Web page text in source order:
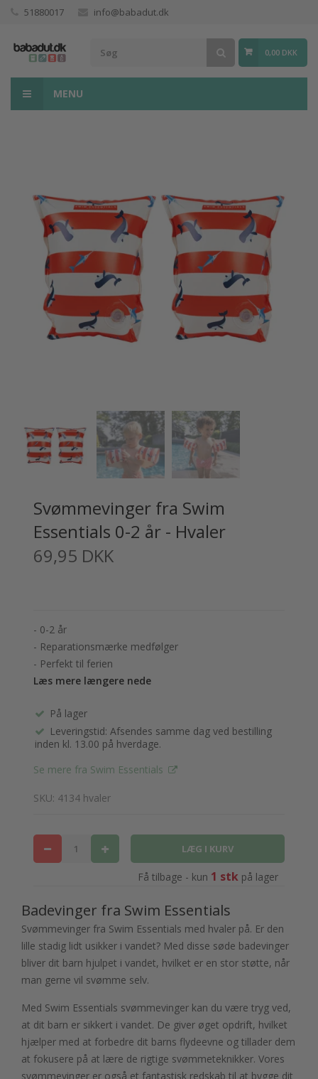
51880017 info@babadut.dk
0,00 DKK
MENU
Svømmevinger fra Swim
Essentials 0-2 år - Hvaler
69,95 DKK
- 0-2 år
- Reparationsmærke medfølger
- Perfekt til ferien
Læs mere længere nede
På lager
Leveringstid: Afsendes samme dag ved bestilling
inden kl. 13.00 på hverdage.
Se mere fra Swim Essentials
SKU: 4134 hvaler
Få tilbage - kun 1 stkpå lager
Badevinger fra Swim Essentials
Svømmevinger fra Swim Essentials med hvaler på. Er den
lille stadig lidt usikker i vandet? Med disse søde badevinger
bliver dit barn hjulpet i vandet, hvilket er en stor støtte, når
man gerne vil svømme selv.
Med Swim Essentials svømmevinger kan du være tryg ved,
at dit barn er sikkert i vandet. De giver øget opdrift, hvilket
hjælper med at forbedre dit barns flydeevne og tillader dem
at fokusere på at lære de rigtige svømmeteknikker. Vores
svømmevinger er også et fantastisk redskab til at bygge dit